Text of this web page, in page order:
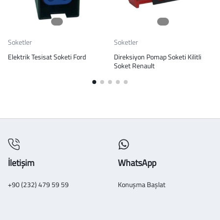
Soketler
Elektrik Tesisat Soketi Ford
Soketler
Direksiyon Pomap Soketi Kilitli
Soket Renault
İletişim
+90 (232) 479 59 59
WhatsApp
Konuşma Başlat